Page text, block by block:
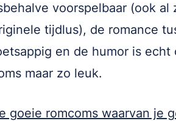
voorspelbaar (ook al
tijdlus), de romance
en de humor is echt
maar zo leuk.
goeie romcoms waarvan je